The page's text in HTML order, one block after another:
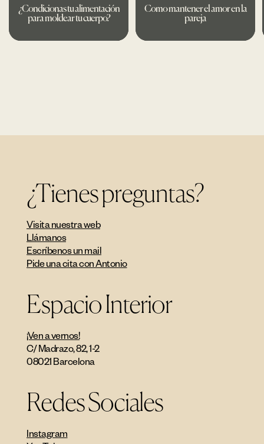
¿Condicionas tu alimentación
para moldear tu cuerpo?
Como mantener el amor en la
pareja
¿Tienes preguntas?
Visita nuestra web
Llámanos
Escríbenos un mail
Pide una cita con Antonio
Espacio Interior
¡Ven a vernos!
C/ Madrazo, 82, 1-2
08021 Barcelona
Redes Sociales
Instagram